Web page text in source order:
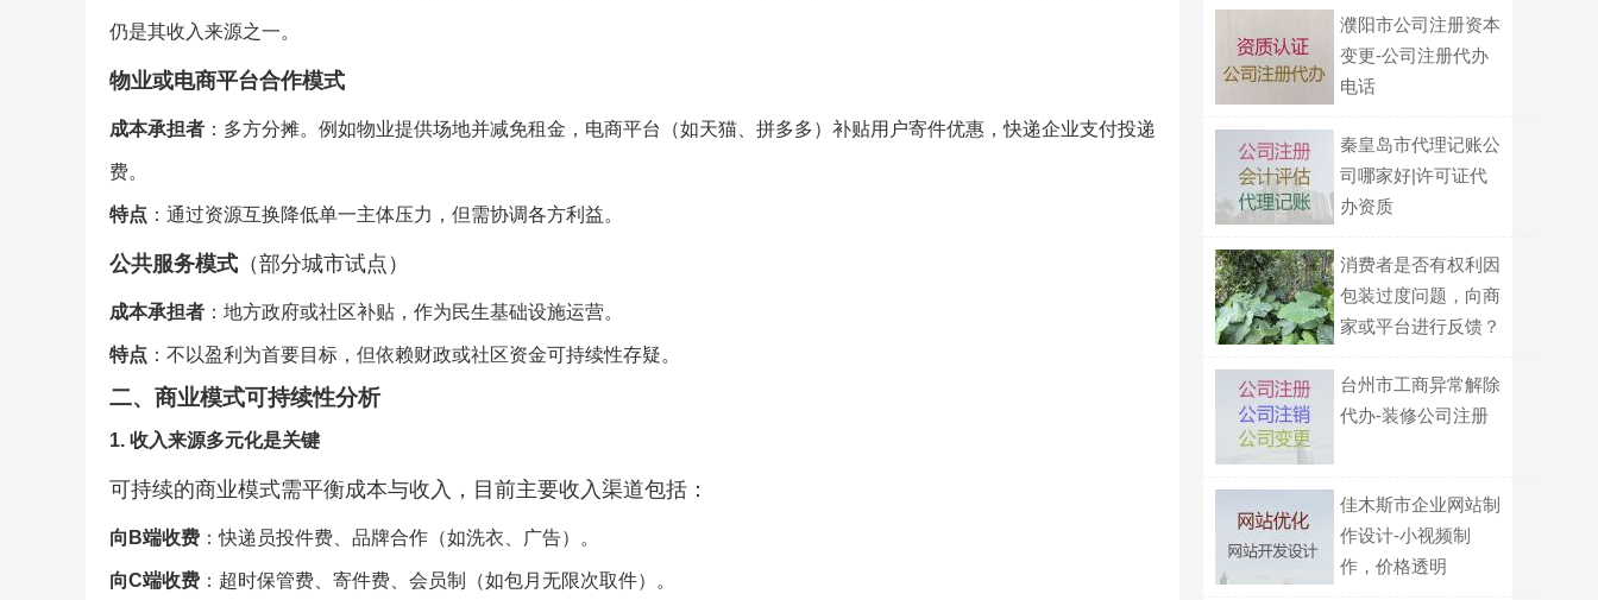
仍是其收入来源之一。
物业或电商平台合作模式
成本承担者 ：多方分摊。例如物业提供场地并减免租金，电商平台（如天猫、拼多多）补贴用户寄件优惠，快递企业支付投递
费。
特点 ：通过资源互换降低单一主体压力，但需协调各方利益。
公共服务模式 （部分城市试点）
成本承担者 ：地方政府或社区补贴，作为民生基础设施运营。
特点 ：不以盈利为首要目标，但依赖财政或社区资金可持续性存疑。
二、商业模式可持续性分析
1. 收入来源多元化是关键
可持续的商业模式需平衡成本与收入，目前主要收入渠道包括：
向B端收费 ：快递员投件费、品牌合作（如洗衣、广告）。
向C端收费 ：超时保管费、寄件费、会员制（如包月无限次取件）。
濮阳市公司注册资本
变更-公司注册代办
电话
秦皇岛市代理记账公
司哪家好|许可证代
办资质
消费者是否有权利因
包装过度问题，向商
家或平台进行反馈？
台州市工商异常解除
代办-装修公司注册
佳木斯市企业网站制
作设计-小视频制
作，价格透明